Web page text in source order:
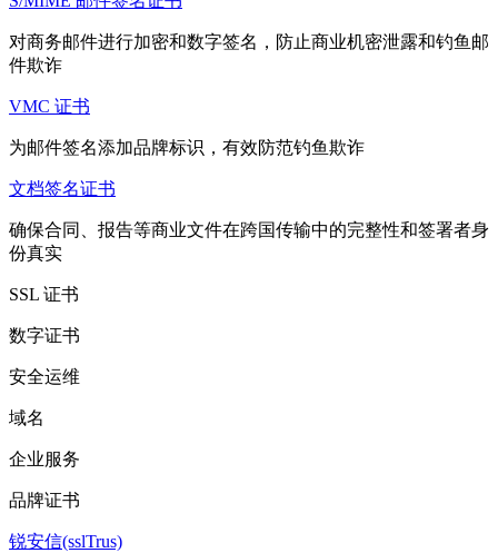
对商务邮件进行加密和数字签名，防止商业机密泄露和钓鱼邮
件欺诈
VMC 证书
为邮件签名添加品牌标识，有效防范钓鱼欺诈
文档签名证书
确保合同、报告等商业文件在跨国传输中的完整性和签署者身
份真实
SSL 证书
数字证书
安全运维
域名
企业服务
品牌证书
锐安信(sslTrus)